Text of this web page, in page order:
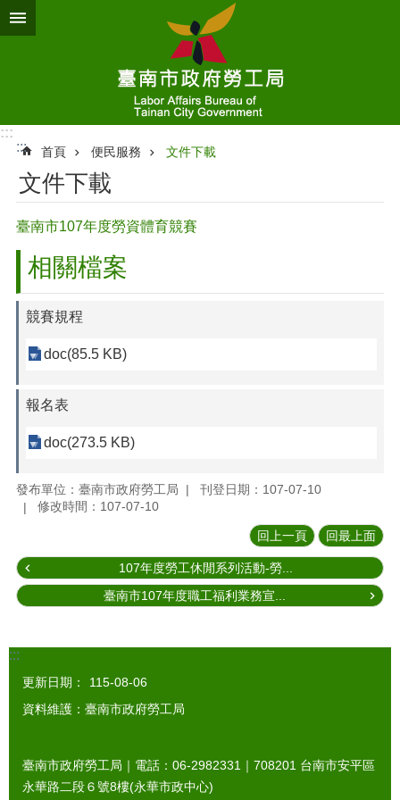
跳到主要內容區塊
:::
:::
首頁 便民服務 文件下載
文件下載
臺南市107年度勞資體育競賽
相關檔案
競賽規程
doc(85.5 KB)
報名表
doc(273.5 KB)
發布單位：臺南市政府勞工局
刊登日期：107-07-10
修改時間：107-07-10
回上一頁 回最上面
107年度勞工休閒系列活動-勞...
臺南市107年度職工福利業務宣...
:::
更新日期：
115-08-06
資料維護：臺南市政府勞工局
臺南市政府勞工局｜電話：06-2982331｜ 708201 台南市安平區
永華路二段６號8樓(永華市政中心)